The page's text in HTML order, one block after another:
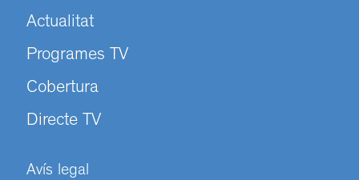
Actualitat
Programes TV
Cobertura
Directe TV
Avís legal